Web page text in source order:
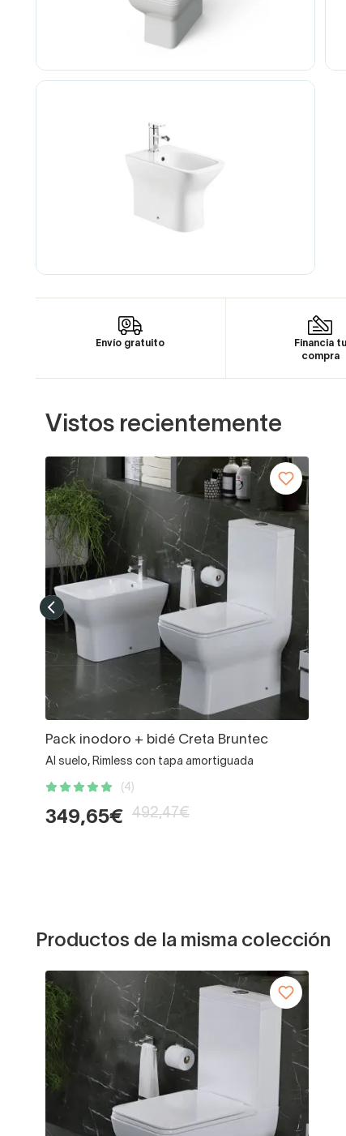
Envío gratuito
Financia tu
compra
Vistos recientemente
Pack inodoro + bidé Creta Bruntec
Al suelo, Rimless con tapa amortiguada
(4)
349,65€ 492,47€
Productos de la misma colección